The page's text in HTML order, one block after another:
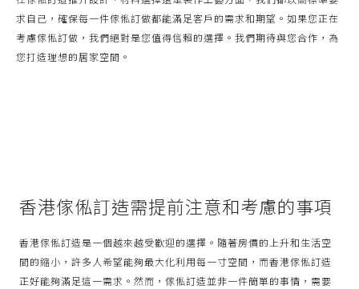
求自己，確保每一件傢俬訂做都能滿足客戶的需求和期望。如果您正在
考慮傢俬訂做，我們絕對是您值得信賴的選擇。我們期待與您合作，為
您打造理想的居家空間。
香港傢俬訂造需提前注意和考慮的事項
香港傢俬訂造是一個越來越受歡迎的選擇。隨著房價的上升和生活空
間的縮小，許多人希望能夠最大化利用每一寸空間，而香港傢俬訂造
正好能夠滿足這一需求。然而，傢俬訂造並非一件簡單的事情，需要